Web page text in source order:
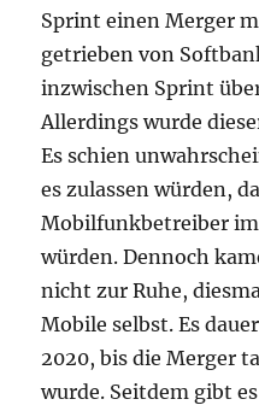
Sprint einen Merger
getrieben von
inzwischen Sprint
Allerdings wurde
Es schien
es zulassen würden,
Mobilfunkbetreiber
würden. Dennoch
nicht zur Ruhe,
Mobile selbst. Es
2020, bis die Merger
wurde. Seitdem gibt